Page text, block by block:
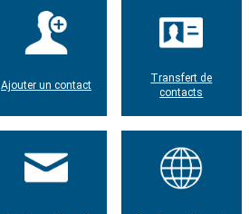
Ajouter un contact
Transfert de
contacts